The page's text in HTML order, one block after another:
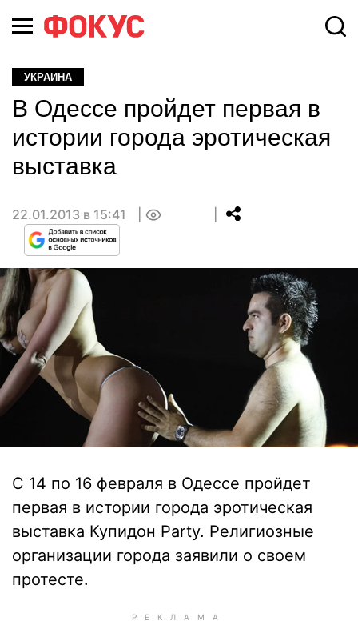
УКРАИНА
В Одессе пройдет первая в
истории города эротическая
выставка
22.01.2013 в 15:41
С 14 по 16 февраля в Одессе пройдет
первая в истории города эротическая
выставка Купидон Party. Религиозные
организации города заявили о своем
протесте.